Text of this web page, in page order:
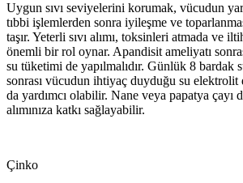
Uygun sıvı seviyelerini korumak, vücudun
tıbbi işlemlerden sonra iyileşme ve
taşır. Yeterli sıvı alımı, toksinleri atmada ve
önemli bir rol oynar. Apandisit ameliyatı
su tüketimi de yapılmalıdır. Günlük 8 bardak
sonrası vücudun ihtiyaç duyduğu su elektrolit
da yardımcı olabilir. Nane veya papatya çayı
alımınıza katkı sağlayabilir.
Çinko